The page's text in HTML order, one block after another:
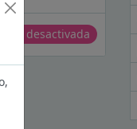
desactivada